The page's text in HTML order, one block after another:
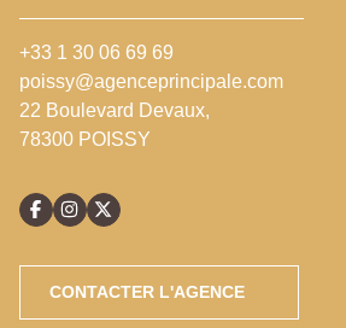
+33 1 30 06 69 69
poissy@agenceprincipale.com
22 Boulevard Devaux,
78300 POISSY
CONTACTER L'AGENCE